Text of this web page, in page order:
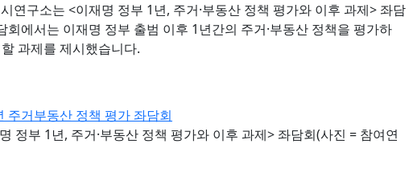
연구소는 <이재명 정부 1년, 주거·부동산 정책 평가와 이후 과제> 좌담
회에서는 이재명 정부 출범 이후 1년간의 주거·부동산 정책을 평가하
과제를 제시했습니다.
정부 1년, 주거·부동산 정책 평가와 이후 과제> 좌담회(사진 = 참여연